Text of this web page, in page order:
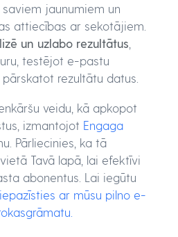
jaunumiem un
attiecības ar sekotājiem.
un uzlabo rezultātus
testējot e-pastu
rezultātu datus.
veidu, kā apkopot
izmantojot Engaga
Pārliecinies, ka tā
Tavā lapā, lai efektīvi
abonentus. Lai iegūtu
iepazīsties ar mūsu pilno e-